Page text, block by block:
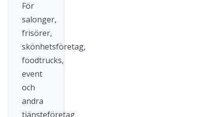
För
salonger,
frisörer,
skönhetsföretag,
foodtrucks,
event
och
andra
tjänsteföretag